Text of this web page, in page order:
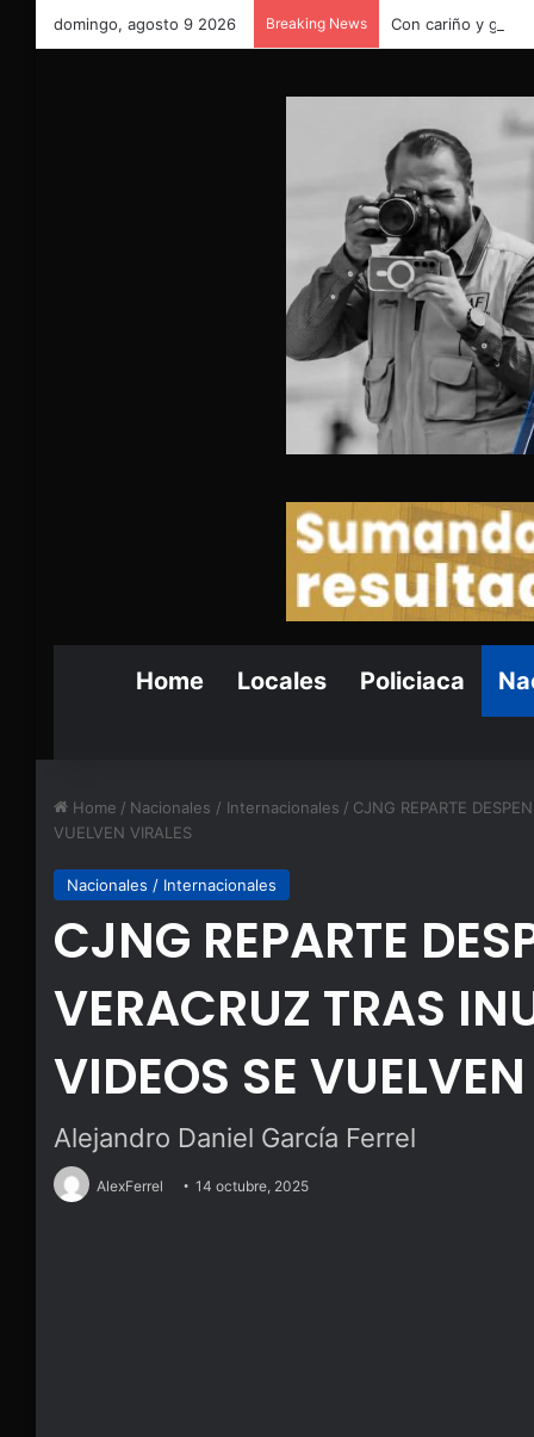
domingo, agosto 9 2026 Breaking News Con cariño y
Home Locales Policiaca
Home / Nacionales / Internacionales / CJNG REPARTE
VUELVEN VIRALES
Nacionales / Internacionales
CJNG REPARTE
VERACRUZ TRAS
VIDEOS SE
Alejandro Daniel García Ferrel
AlexFerrel 14 octubre, 2025